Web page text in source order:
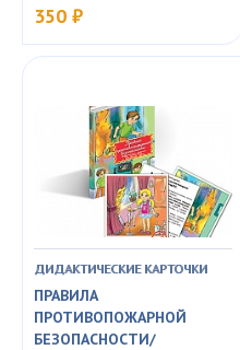
350 ₽
ДИДАКТИЧЕСКИЕ КАРТОЧКИ
ПРАВИЛА
ПРОТИВОПОЖАРНОЙ
БЕЗОПАСНОСТИ/